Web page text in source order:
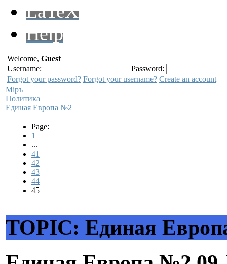
LaTeX
Help
Welcome, Guest
Username:
Password:
Forgot your password? Forgot your username? Create an account
Мiръ
Политика
Единая Европа №2
Page:
1
...
41
42
43
44
45
TOPIC: Единая